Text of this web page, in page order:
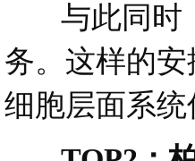
与此同时，
务。这样的
细胞层面系